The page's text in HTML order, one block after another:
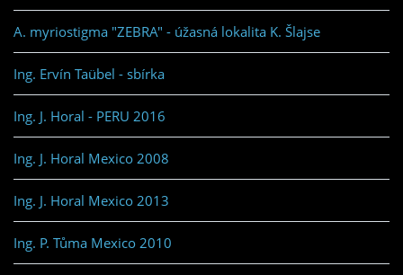
A. myriostigma "ZEBRA" - úžasná lokalita K. Šlajse
Ing. Ervín Taübel - sbírka
Ing. J. Horal - PERU 2016
Ing. J. Horal Mexico 2008
Ing. J. Horal Mexico 2013
Ing. P. Tůma Mexico 2010